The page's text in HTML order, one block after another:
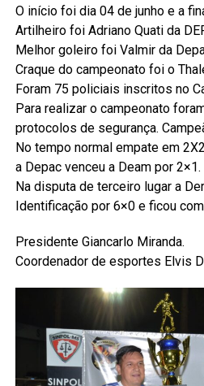
O início foi dia 04 de junho e a
Artilheiro foi Adriano Quati da
Melhor goleiro foi Valmir da
Craque do campeonato foi o
Foram 75 policiais inscritos no
Para realizar o campeonato
protocolos de segurança.
No tempo normal empate em
a Depac venceu a Deam por 2×1.
Na disputa de terceiro lugar a
Identificação por 6×0 e ficou
Presidente Giancarlo Miranda.
Coordenador de esportes Elvis